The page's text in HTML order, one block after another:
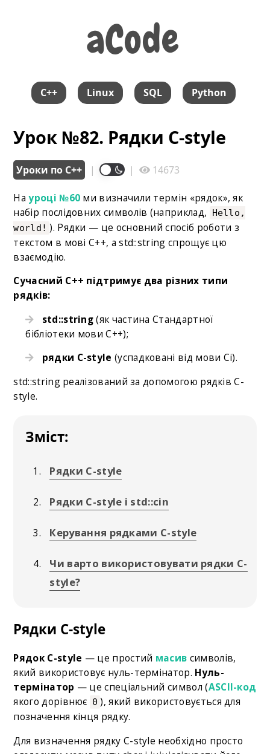
aCode
aCode
C++ Linux SQL Python
Урок №82. Рядки C-style
Уроки по С++ | | 14673
Науроці №60 ми визначили термін «рядок», як
набір послідовних символів (наприклад,
Hello,
world! ). Рядки — це основний спосіб роботи з
текстом в мові C++, а std::string спрощує цю
взаємодію.
Сучасний C++ підтримує два різних типи
рядків:
std::string(як частина Стандартної
бібліотеки мови С++);
рядки C-style (успадковані від мови Cі).
std::string реалізований за допомогою рядків C-
style.
Зміст:
Рядки C-style
Рядки C-style і std::cin
Керування рядками C-style
Чи варто використовувати рядки C-
style?
Рядки C-style
Рядок C-style — це простий масив символів,
який використовує нуль-термінатор. Нуль-
термінатор — це спеціальний символ (ASCII-код
якого дорівнює 0 ), який використовується для
позначення кінця рядку.
Для визначення рядку C-style необхідно просто